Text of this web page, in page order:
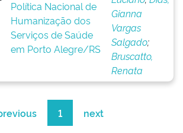
Política Nacional de
Humanização dos
Serviços de Saúde
em Porto Alegre/RS
Gianna
Vargas
Salgado;
Bruscatto,
Renata
1 next